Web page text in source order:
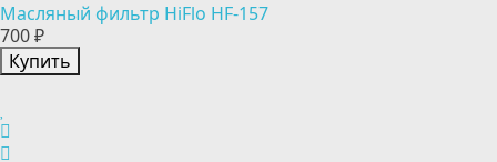
Масляный фильтр HiFlo HF-157
700 ₽
Купить